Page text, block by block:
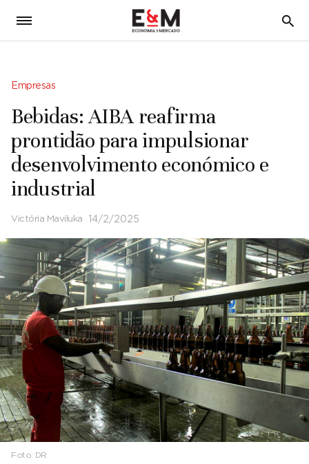
5
Empresas
Bebidas: AIBA reafirma
prontidão para impulsionar
desenvolvimento económico e
industrial
Victória Maviluka 14/2/2025
Foto: DR